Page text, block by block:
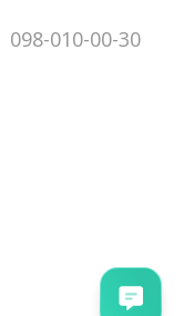
098-010-00-30